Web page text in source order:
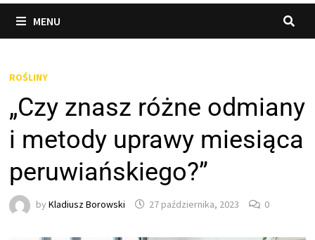
MENU
ROŚLINY
„Czy znasz różne odmiany
i metody uprawy miesiąca
peruwiańskiego?”
byKladiusz Borowski 27 października, 2023 0